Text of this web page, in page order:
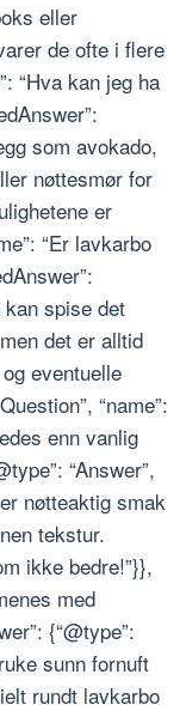
eller
de ofte i flere
“Hva kan jeg ha
som avokado,
nøttesmør for
er
“Er lavkarbo
kan spise det
det er alltid
eventuelle
“name”:
enn vanlig
“Answer”,
nøtteaktig smak
tekstur.
ikke bedre!”}},
med
{“@type”:
sunn fornuft
rundt lavkarbo